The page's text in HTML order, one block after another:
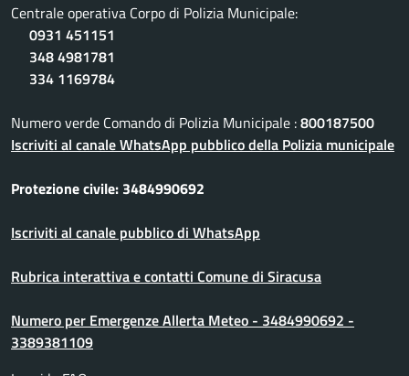
Centrale operativa Corpo di Polizia Municipale:
0931 451151
348 4981781
334 1169784
Numero verde Comando di Polizia Municipale :800187500
Iscriviti al canale WhatsApp pubblico della Polizia municipale
Protezione civile: 3484990692
Iscriviti al canale pubblico di WhatsApp
Rubrica interattiva e contatti Comune di Siracusa
Numero per Emergenze Allerta Meteo - 3484990692 -
3389381109